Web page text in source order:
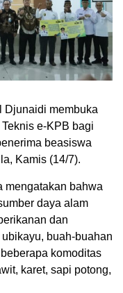
Djunaidi membuka
e-KPB bagi
beasiswa
Kamis (14/7).
mengatakan bahwa
daya alam
dan
buah-buahan
komoditas
karet, sapi potong,